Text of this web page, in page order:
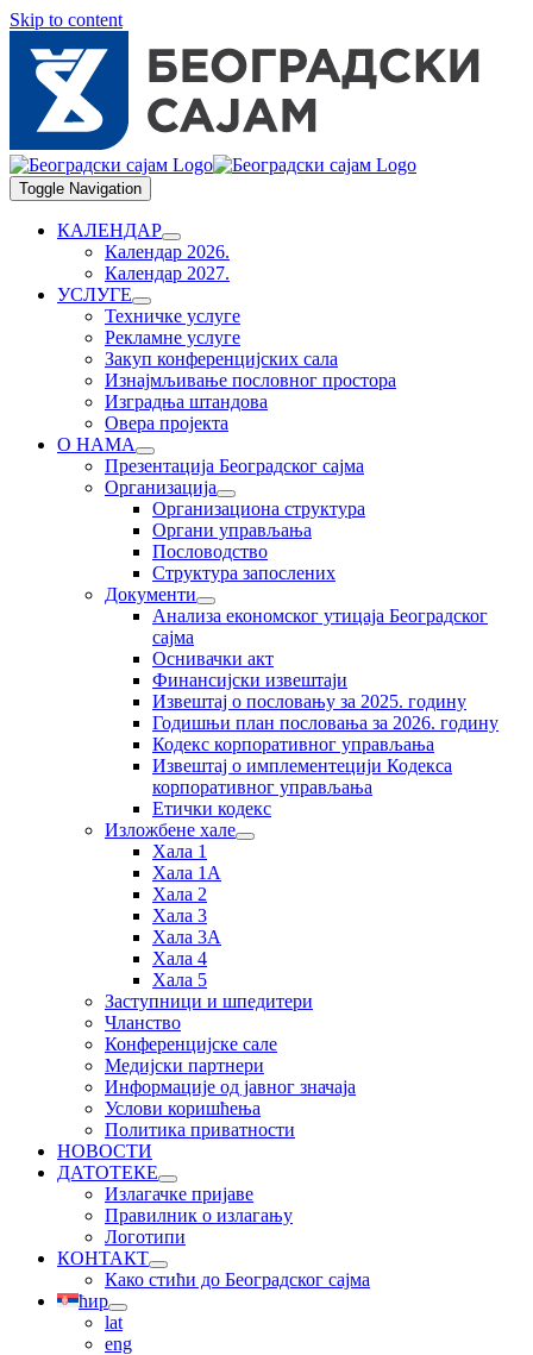
Skip to content
Toggle Navigation
КАЛЕНДАР
Календар 2026.
Календар 2027.
УСЛУГЕ
Техничке услуге
Рекламне услуге
Закуп конференцијских сала
Изнајмљивање пословног простора
Изградња штандова
Овера пројекта
О НАМА
Презентација Београдског сајма
Организација
Организациона структура
Органи управљања
Пословодство
Структура запослених
Документи
Анализа економског утицаја Београдског
сајма
Оснивачки акт
Финансијски извештаји
Извештај о пословању за 2025. годину
Годишњи план пословања за 2026. годину
Кодекс корпоративног управљања
Извештај о имплементецији Кодекса
корпоративног управљања
Етички кодекс
Изложбене хале
Хала 1
Хала 1А
Хала 2
Хала 3
Хала 3А
Хала 4
Хала 5
Заступници и шпедитери
Чланство
Конференцијске сале
Медијски партнери
Информације од јавног значаја
Услови коришћења
Политика приватности
НОВОСТИ
ДАТОТЕКЕ
Излагачке пријаве
Правилник о излагању
Логотипи
КОНТАКТ
Како стићи до Београдског сајма
ћир
lat
eng